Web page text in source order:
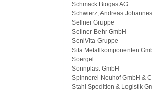
Schmack Biogas AG
Schwierz, Andreas Johannes
Sellner Gruppe
Sellner-Behr GmbH
SeniVita-Gruppe
Sifa Metallkomponenten
Soergel
Sonnplast GmbH
Spinnerei Neuhof GmbH &
Stahl Spedition & Logistik